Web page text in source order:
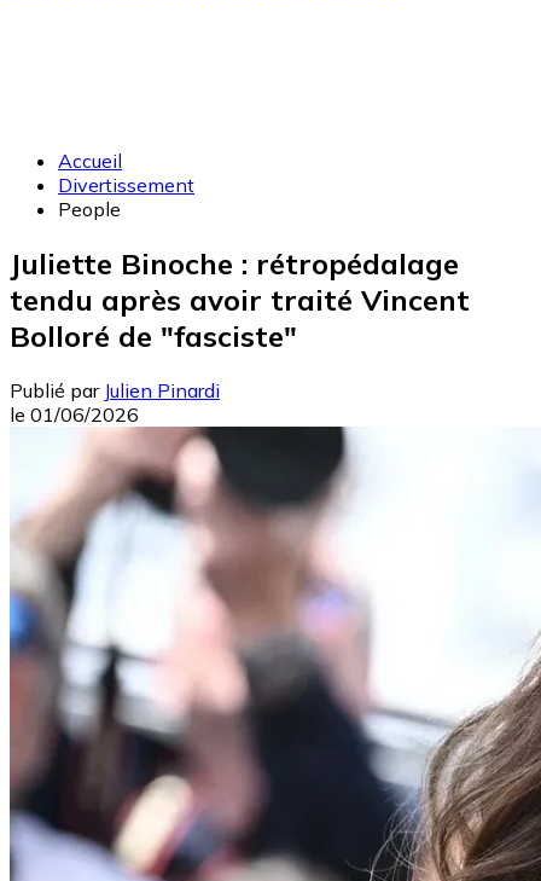
Accueil
Divertissement
People
Juliette Binoche : rétropédalage
tendu après avoir traité Vincent
Bolloré de "fasciste"
Publié par Julien Pinardi
le 01/06/2026